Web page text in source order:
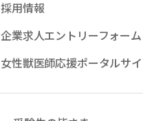
採用情報
企業求人エントリーフォーム
女性獣医師応援ポータルサ